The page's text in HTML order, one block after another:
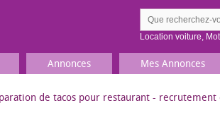
Location voiture,
Annonces Mes Annonces
de tacos pour restaurant -